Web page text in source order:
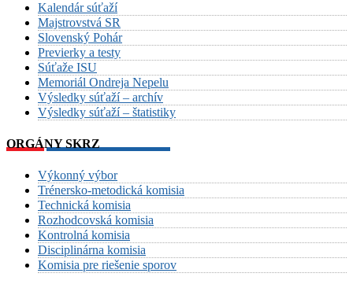
Kalendár súťaží
Majstrovstvá SR
Slovenský Pohár
Previerky a testy
Súťaže ISU
Memoriál Ondreja Nepelu
Výsledky súťaží – archív
Výsledky súťaží – štatistiky
ORGÁNY SKRZ
Výkonný výbor
Trénersko-metodická komisia
Technická komisia
Rozhodcovská komisia
Kontrolná komisia
Disciplinárna komisia
Komisia pre riešenie sporov